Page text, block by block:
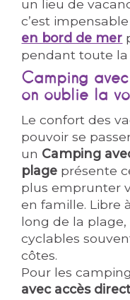
un lieu de
c’est
en bord de mer
pendant toute la
Camping
on oublie la
Le confort des
pouvoir se
un Camping
plage présente
plus emprunter
en famille. Libre
long de la
cyclables
côtes.
Pour les
avec accès